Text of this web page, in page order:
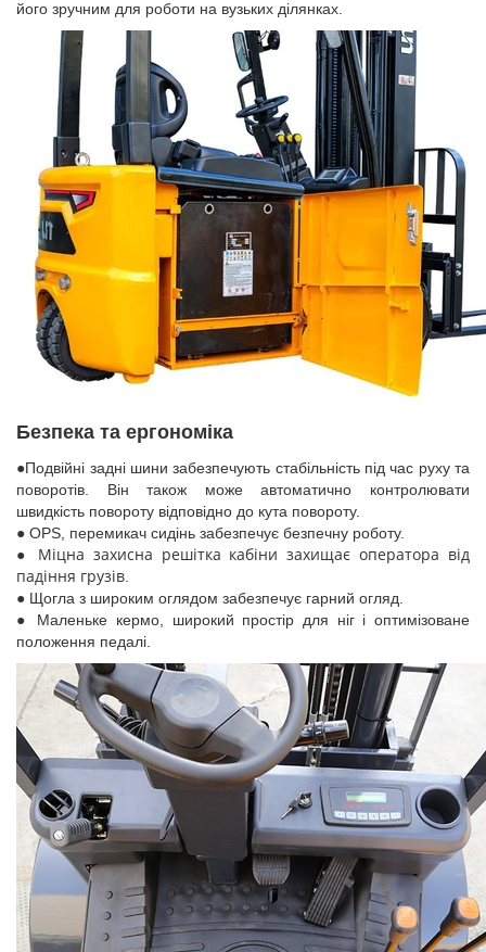
його зручним для роботи на вузьких ділянках.
Безпека та ергономіка
●Подвійні задні шини забезпечують стабільність під час руху та
поворотів. Він також може автоматично контролювати
швидкість повороту відповідно до кута повороту.
● OPS, перемикач сидінь забезпечує безпечну роботу.
● Міцна захисна решітка кабіни захищає оператора від
падіння грузів.
● Щогла з широким оглядом забезпечує гарний огляд.
● Маленьке кермо, широкий простір для ніг і оптимізоване
положення педалі.